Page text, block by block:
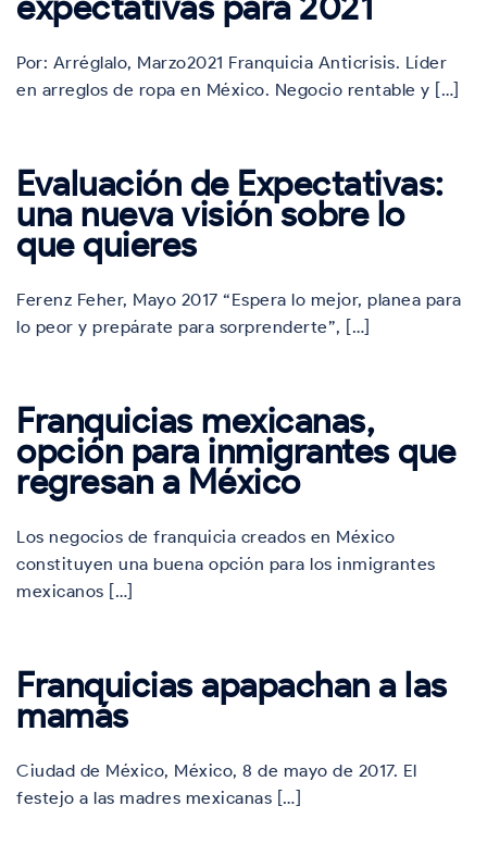
Por: Arréglalo, Marzo2021 Franquicia Anticrisis. Líder
en arreglos de ropa en México. Negocio rentable y […]
Evaluación de Expectativas:
una nueva visión sobre lo
que quieres
Ferenz Feher, Mayo 2017 “Espera lo mejor, planea para
lo peor y prepárate para sorprenderte”, […]
Franquicias mexicanas,
opción para inmigrantes que
regresan a México
Los negocios de franquicia creados en México
constituyen una buena opción para los inmigrantes
mexicanos […]
Franquicias apapachan a las
mamás
Ciudad de México, México, 8 de mayo de 2017. El
festejo a las madres mexicanas […]